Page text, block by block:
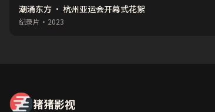
潮涌东方 · 杭州亚运会开幕式花絮
纪录片 · 2023
猪猪影视